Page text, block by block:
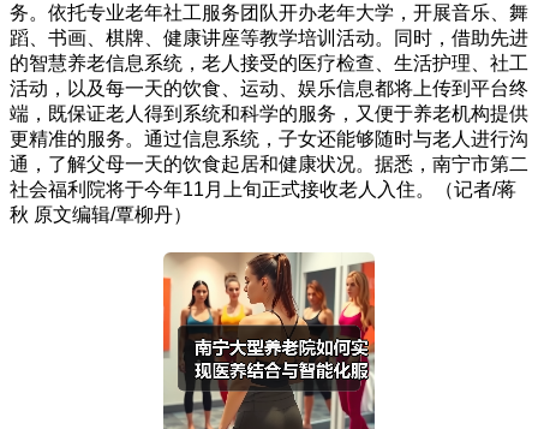
务。依托专业老年社工服务团队开办老年大学，开展音乐、舞
蹈、书画、棋牌、健康讲座等教学培训活动。同时，借助先进
的智慧养老信息系统，老人接受的医疗检查、生活护理、社工
活动，以及每一天的饮食、运动、娱乐信息都将上传到平台终
端，既保证老人得到系统和科学的服务，又便于养老机构提供
更精准的服务。通过信息系统，子女还能够随时与老人进行沟
通，了解父母一天的饮食起居和健康状况。据悉，南宁市第二
社会福利院将于今年11月上旬正式接收老人入住。（记者/蒋
秋 原文编辑/覃柳丹）